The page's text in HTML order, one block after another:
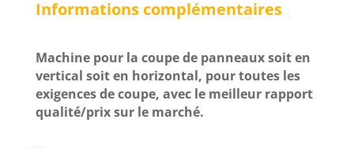
Informations complémentaires
Machine pour la coupe de panneaux soit en
vertical soit en horizontal, pour toutes les
exigences de coupe, avec le meilleur rapport
qualité/prix sur le marché.